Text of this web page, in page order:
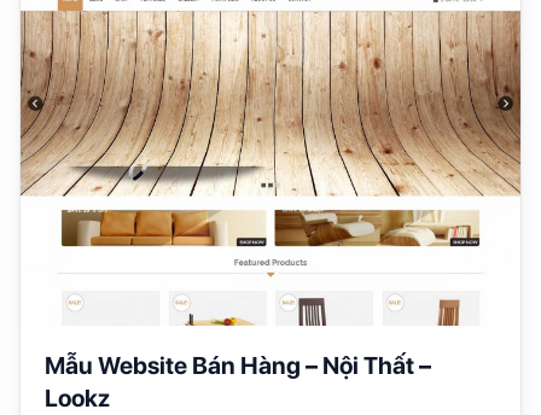
Mẫu Website Bán Hàng – Nội Thất –
Lookz